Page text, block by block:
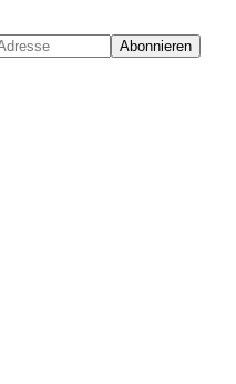
Abonnieren